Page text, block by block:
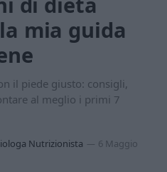
mia guida
il piede giusto: consigli,
al meglio i primi 7
Nutrizionista
6 Maggio